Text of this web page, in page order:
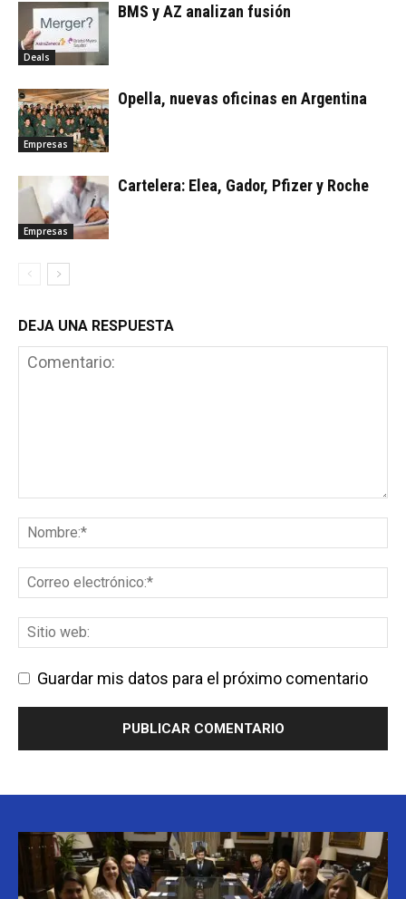
Deals
BMS y AZ analizan fusión
Empresas
Opella, nuevas oficinas en Argentina
Empresas
Cartelera: Elea, Gador, Pfizer y Roche
DEJA UNA RESPUESTA
Guardar mis datos para el próximo comentario